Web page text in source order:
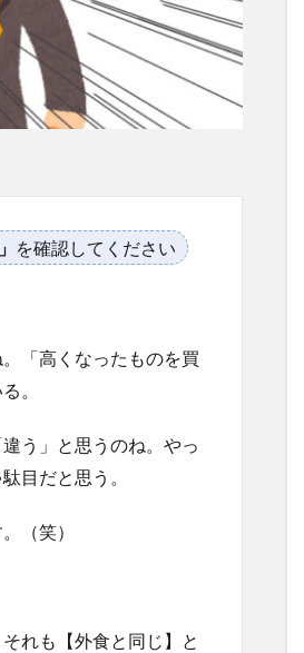
を確認してください
「高くなったものを買
。
う」と思うのね。やっ
目だと思う。
（笑）
れも【外食と同じ】と